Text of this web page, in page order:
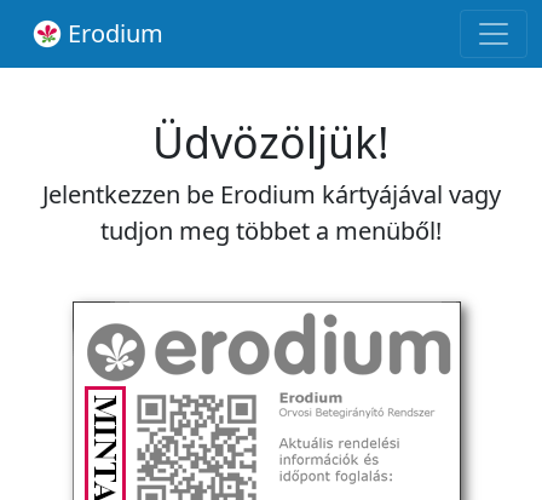
Erodium
Üdvözöljük!
Jelentkezzen be Erodium kártyájával vagy
tudjon meg többet a menüből!